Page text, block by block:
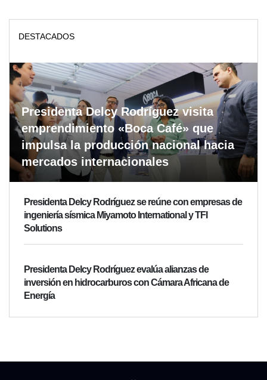
DESTACADOS
Presidenta Delcy Rodríguez visita
emprendimiento «Boca Café» que
impulsa la producción nacional hacia
mercados internacionales
Presidenta Delcy Rodríguez se reúne con empresas de
ingeniería sísmica Miyamoto International y TFI
Solutions
Presidenta Delcy Rodríguez evalúa alianzas de
inversión en hidrocarburos con Cámara Africana de
Energía